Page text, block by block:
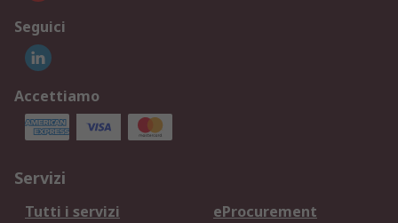
Seguici
Accettiamo
Servizi
Tutti i servizi
eProcurement